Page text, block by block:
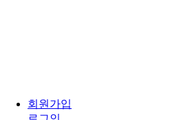
main
회원가입